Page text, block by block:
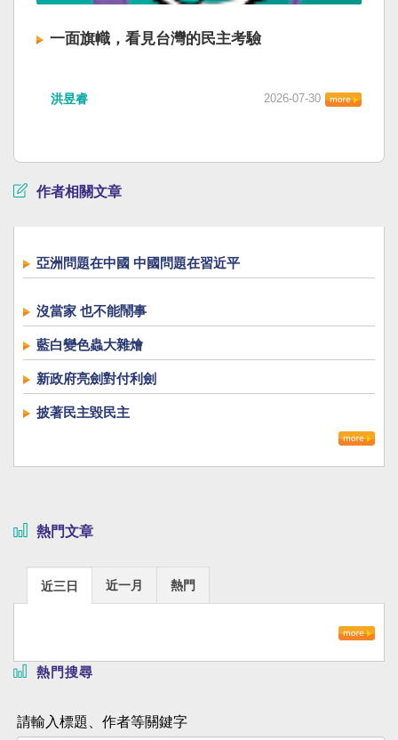
一面旗幟，看見台灣的民主考驗
洪昱睿 2026-07-30
作者相關文章
亞洲問題在中國 中國問題在習近平
沒當家 也不能鬧事
藍白變色蟲大雜燴
新政府亮劍對付利劍
披著民主毀民主
熱門文章
近三日 近一月 熱門
熱門搜尋
請輸入標題、作者等關鍵字